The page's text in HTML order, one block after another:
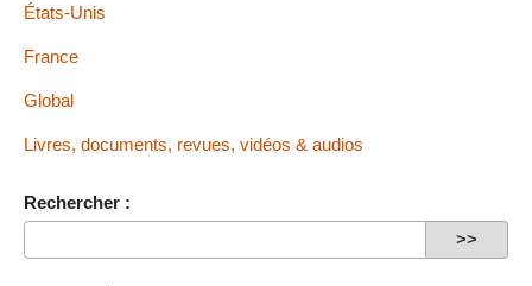
États-Unis
France
Global
Livres, documents, revues, vidéos & audios
Rechercher :